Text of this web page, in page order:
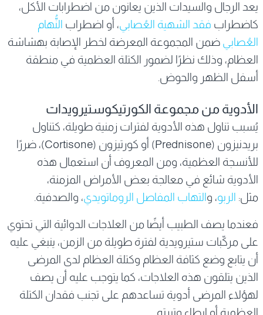
يعد الرجال والسيدات الذين يعانون من اضطرابات الأكل،
كاضطراب فقد الشهية العُصابي، أو اضطراب النُّهام
العُصابي ضمن المجموعة المعرضة لخطر الإصابة بهشاشة
العظام، وذلك نظرًا لضمور الكتلة العظمية في منطقة
أسفل الظهر والحوض.
الأدوية من مجموعة الكورتيكوستيرويدات
يُسبب تناول هذه الأدوية لفترات زمنية طويلة، كتناول
بريدنيزون (Prednisone) أو كورتيزون (Cortisone)، ضررًا
للأنسجة العظمية، ومن المعروف أن استعمال هذه
الأدوية شائع في معالجة بعض الأمراض المزمنة،
مثل: الربو، والتهاب المفاصل الروماتويدي، والصدفية.
فعندما يصف الطبيب أيضًا من العلاجات الدوائية التي تحتوي
على مركّبات ستيرويدية لفترة طويلة من الزمن، ينبغي عليه
أن يتابع وضع كثافة العظام وكتلة العظام لدى المرضى
الذين يتلقون هذه العلاجات، كما يتوجب عليه أن يصف
لهؤلاء المرضى أدوية تساعدهم على تجنب فقدان الكتلة
العظمية أو إبطاء وتيرته.